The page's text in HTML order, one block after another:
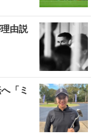
由説
「ミ